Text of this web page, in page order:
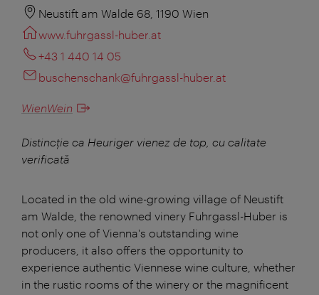
Neustift am Walde 68, 1190 Wien
www.fuhrgassl-huber.at
+43 1 440 14 05
buschenschank@fuhrgassl-huber.at
WienWein
Distincție ca Heuriger vienez de top, cu calitate
verificată
Located in the old wine-growing village of Neustift
am Walde, the renowned vinery Fuhrgassl-Huber is
not only one of Vienna's outstanding wine
producers, it also offers the opportunity to
experience authentic Viennese wine culture, whether
in the rustic rooms of the winery or the magnificent